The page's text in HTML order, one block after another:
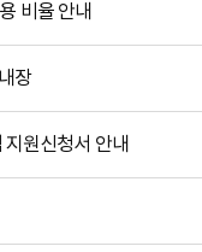
비율 안내
장
원신청서 안내